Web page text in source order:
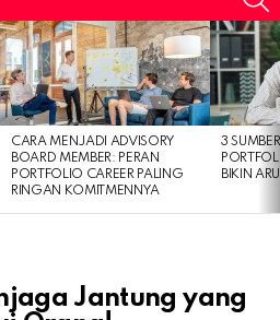
CARA MENJADI ADVISORY
BOARD MEMBER: PERAN
PORTFOLIO CAREER PALING
RINGAN KOMITMENNYA
3
BIKIN
Jantung yang